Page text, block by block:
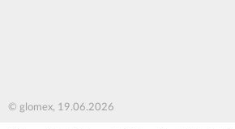
© glomex, 19.06.2026